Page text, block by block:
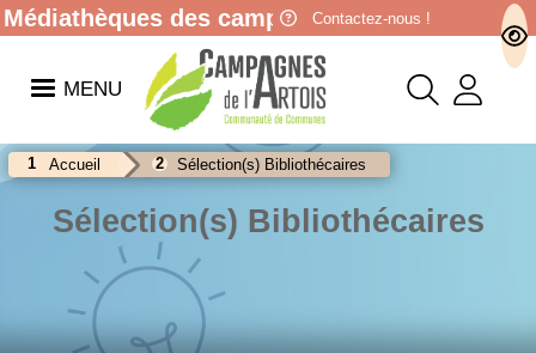
Médiathèques des campagnes de l'Artois
Contactez-nous !
MENU
Accueil Sélection(s) Bibliothécaires
Sélection(s) Bibliothécaires